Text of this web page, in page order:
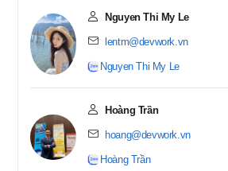
Nguyen Thi My Le
lentm@devwork.vn
Nguyen Thi My Le
Hoàng Trần
hoang@devwork.vn
Hoàng Trần